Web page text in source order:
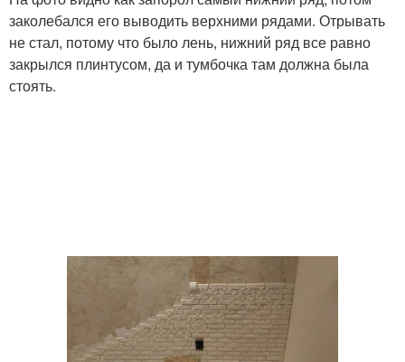
заколебался его выводить верхними рядами. Отрывать
не стал, потому что было лень, нижний ряд все равно
закрылся плинтусом, да и тумбочка там должна была
стоять.